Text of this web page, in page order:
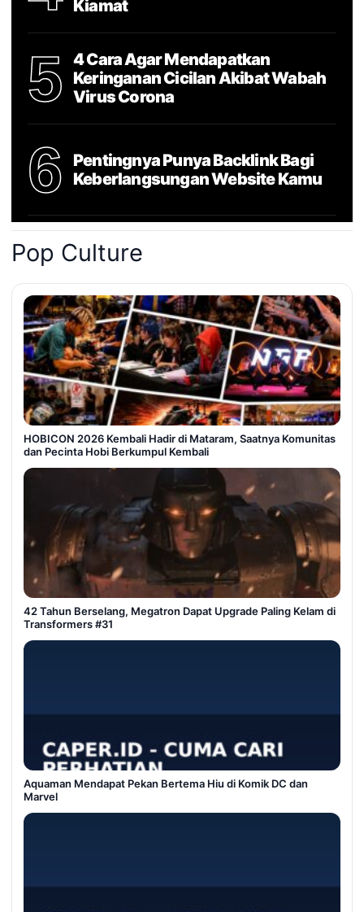
Kiamat
5
4 Cara Agar Mendapatkan
Keringanan Cicilan Akibat Wabah
Virus Corona
6
Pentingnya Punya Backlink Bagi
Keberlangsungan Website Kamu
Pop Culture
HOBICON 2026 Kembali Hadir di Mataram, Saatnya Komunitas
dan Pecinta Hobi Berkumpul Kembali
42 Tahun Berselang, Megatron Dapat Upgrade Paling Kelam di
Transformers #31
Aquaman Mendapat Pekan Bertema Hiu di Komik DC dan
Marvel